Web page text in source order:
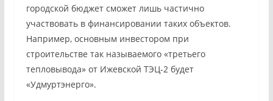
городской бюджет сможет лишь частично
участвовать в финансировании таких объектов.
Например, основным инвестором при
строительстве так называемого «третьего
тепловывода» от Ижевской ТЭЦ-2 будет
«Удмуртэнерго».